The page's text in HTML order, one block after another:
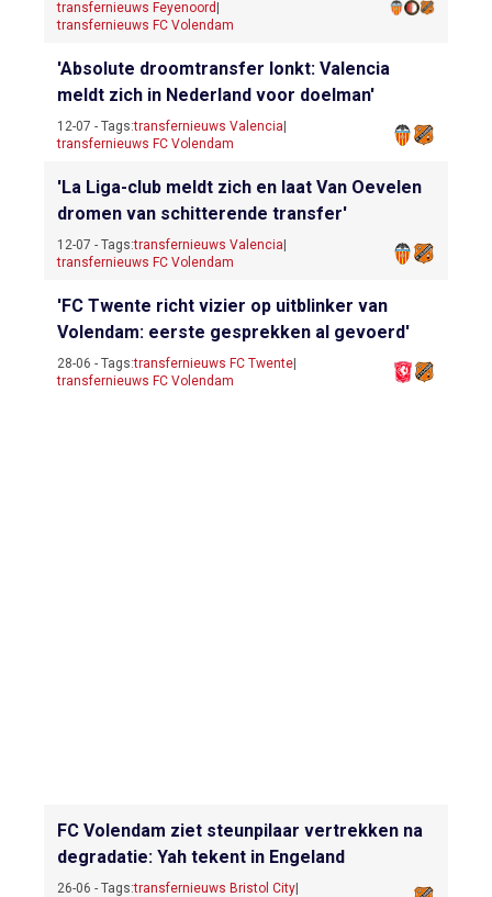
transfernieuws Feyenoord
transfernieuws FC Volendam
'Absolute droomtransfer lonkt: Valencia
meldt zich in Nederland voor doelman'
12-07 - Tags:transfernieuws Valencia
transfernieuws FC Volendam
'La Liga-club meldt zich en laat Van Oevelen
dromen van schitterende transfer'
12-07 - Tags:transfernieuws Valencia
transfernieuws FC Volendam
'FC Twente richt vizier op uitblinker van
Volendam: eerste gesprekken al gevoerd'
28-06 - Tags:transfernieuws FC Twente
transfernieuws FC Volendam
FC Volendam ziet steunpilaar vertrekken na
degradatie: Yah tekent in Engeland
26-06 - Tags:transfernieuws Bristol City